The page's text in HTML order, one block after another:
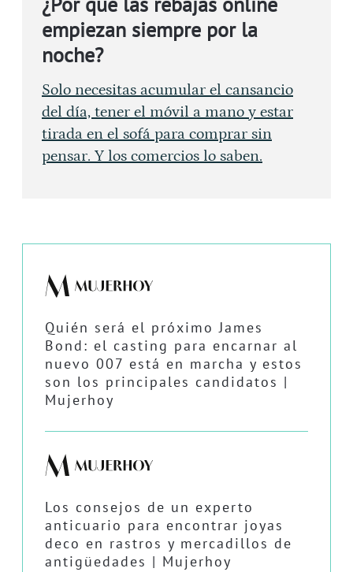
empiezan siempre por la
noche?
Solo necesitas acumular el cansancio
del día, tener el móvil a mano y estar
tirada en el sofá para comprar sin
pensar. Y los comercios lo saben.
Quién será el próximo James
Bond: el casting para encarnar al
nuevo 007 está en marcha y estos
son los principales candidatos |
Mujerhoy
Los consejos de un experto
anticuario para encontrar joyas
deco en rastros y mercadillos de
antigüedades | Mujerhoy